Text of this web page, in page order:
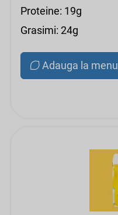
Proteine: 19g
Grasimi: 24g
Adauga la menu